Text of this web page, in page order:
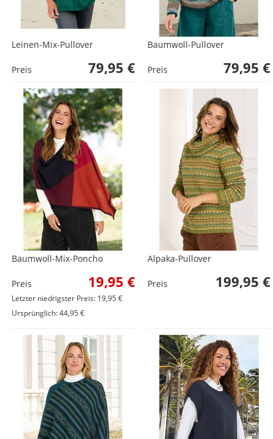
Leinen-Mix-Pullover
Preis 79,95 €
Baumwoll-Pullover
Preis 79,95 €
Baumwoll-Mix-Poncho
Preis 19,95 €
Letzter niedrigster Preis: 19,95 €
Ursprünglich: 44,95 €
Alpaka-Pullover
Preis 199,95 €